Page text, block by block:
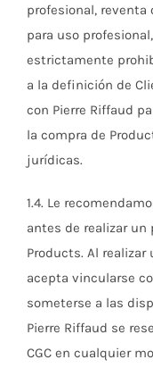
profesional,
para uso
estrictamente
a la definición de
con Pierre Riffaud
la compra de
jurídicas.
1.4. Le
antes de realizar un
Products. Al
acepta vincularse
someterse a las
Pierre Riffaud se
CGC en cualquier